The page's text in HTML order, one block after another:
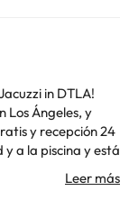
in DTLA!
Los Ángeles, y
y recepción 24
a la piscina y está
de estar, una